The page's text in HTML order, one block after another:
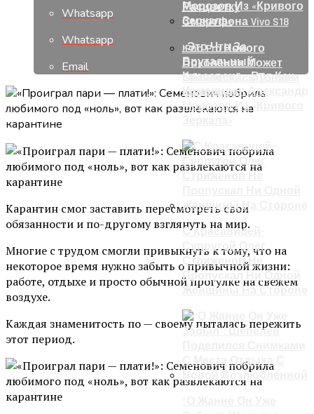
«Это Что За
Брутальный
Красавец?»: Вот Как
Изменился Александр
Морозов Из «Кривого
С Красавицей-
Супругой Олег
Стриженов Не
Пропускал Ни Одной
Женщины На Стороне
Расцветку
Смартфона Vivo S18
IPad Pro Нового
Поколения Может
Обзавестись Тонким
Корпусом
Whatsapp
Whatsapp
Email
Карантин смог заставить пересмотреть свои
обязанности и по-другому взглянуть на мир.
Многие с трудом смогли привыкнуть к тому, что на
некоторое время нужно забыть о привычной жизни:
работе, отдыхе и просто обычной прогулке на свежем
воздухе.
Каждая знаменитость по — своему пыталась пережить
этот период.